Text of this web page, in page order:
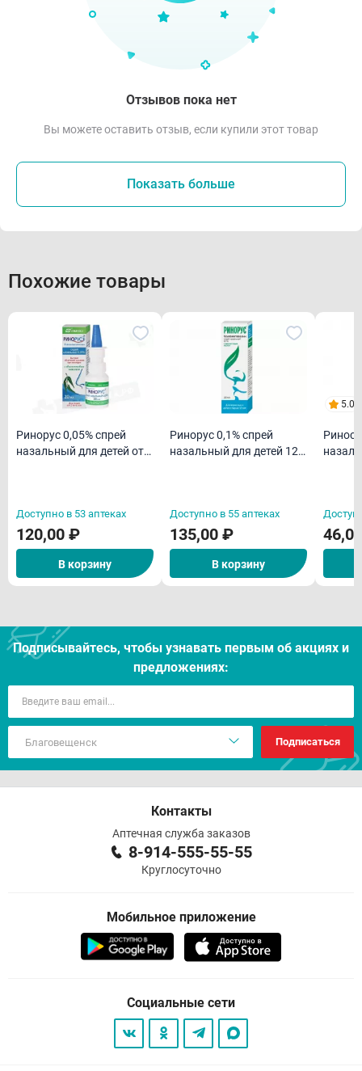
Отзывов пока нет
Вы можете оставить отзыв, если купили этот товар
Показать больше
Похожие товары
Ринорус 0,05% спрей
назальный для детей от
Доступно в 53 аптеках
120,00 ₽
В корзину
Ринорус 0,1% спрей
назальный для детей 12
Доступно в 55 аптеках
135,00 ₽
В корзину
5.0
Подписывайтесь, чтобы узнавать первым об акцияx и
предложениях:
Подписаться
Контакты
Аптечная служба заказов
8-914-555-55-55
Круглосуточно
Мобильное приложение
Социальные сети